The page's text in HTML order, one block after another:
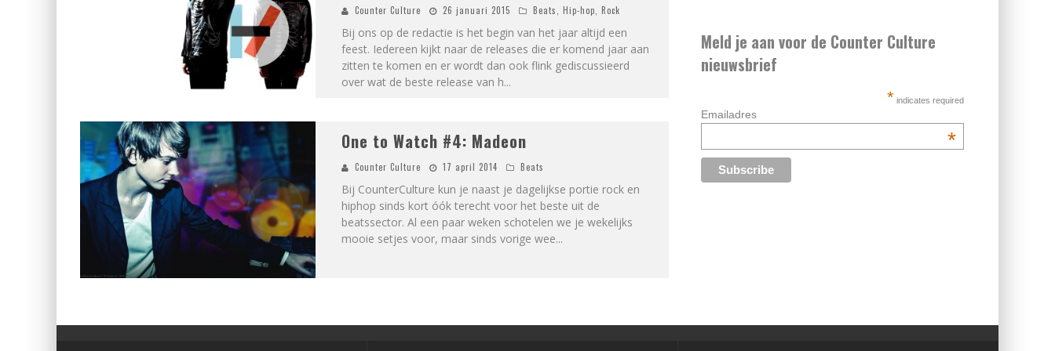
Counter Culture 26 januari 2015 Beats Hip-hop Rock
Bij ons op de redactie is het begin van het jaar altijd een
feest. Iedereen kijkt naar de releases die er komend jaar aan
zitten te komen en er wordt dan ook flink gediscussieerd
over wat de beste release van h...
One to Watch #4: Madeon
Counter Culture 17 april 2014 Beats
Bij CounterCulture kun je naast je dagelijkse portie rock en
hiphop sinds kort óók terecht voor het beste uit de
beatssector. Al een paar weken schotelen we je wekelijks
mooie setjes voor, maar sinds vorige wee...
Meld je aan voor de Counter Culture
nieuwsbrief
* indicates required
Emailadres
*